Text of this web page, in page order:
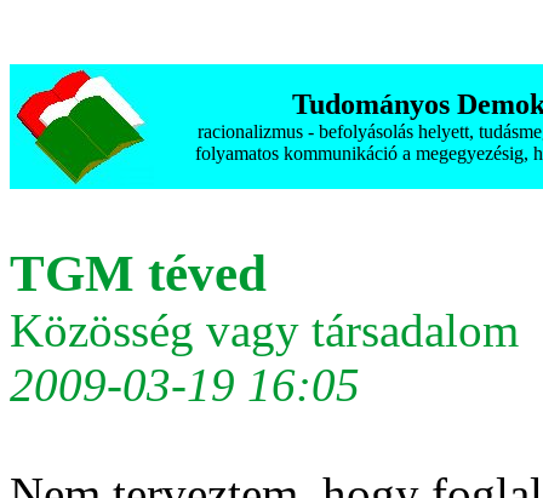
Tudományos
racionalizmus - befolyásolás helyett,
folyamatos kommunikáció a megegyezésig,
TGM téved
Közösség vagy társadalom
2009-03-19 16:05